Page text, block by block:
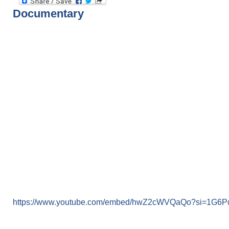
Documentary
https://www.youtube.com/embed/